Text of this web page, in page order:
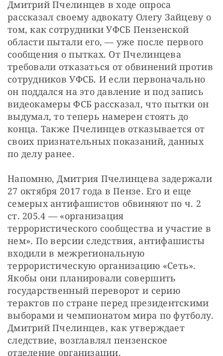
Дмитрий Пчелинцев в ходе опроса
рассказал своему адвокату Олегу Зайцеву о
том, как сотрудники УФСБ Пензенской
области пытали его, — уже после первого
сообщения о пытках. От Пчелинцева
требовали отказаться от обвинений против
сотрудников УФСБ. И если первоначально
он поддался на это давление и под запись
видеокамеры ФСБ рассказал, что пытки он
выдумал, то теперь намерен стоять до
конца. Также Пчелинцев отказывается от
своих признательных показаний, данных
по делу ранее.
Напомню, Дмитрия Пчелинцева задержали
27 октября 2017 года в Пензе. Его и еще
семерых антифашистов обвиняют по ч. 2
ст. 205.4 — «организация
террористического сообщества и участие в
нем». По версии следствия, антифашисты
входили в межрегиональную
террористическую организацию «Сеть».
Якобы они планировали совершить
государственный переворот и серию
терактов по стране перед президентскими
выборами и чемпионатом мира по футболу.
Дмитрий Пчелинцев, как утверждает
следствие, возглавлял пензенское
отделение организации.